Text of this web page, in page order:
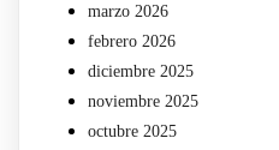
marzo 2026
febrero 2026
diciembre 2025
noviembre 2025
octubre 2025